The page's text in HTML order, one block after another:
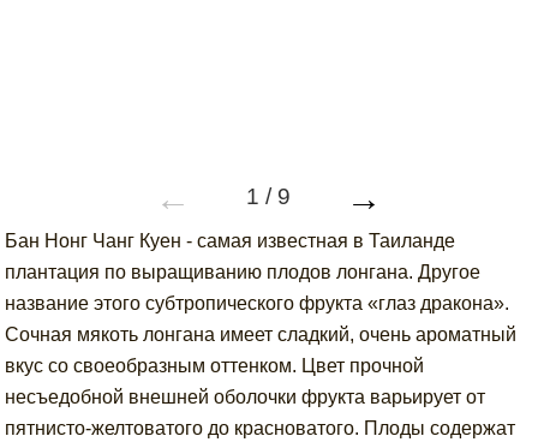
← 1 / 9 →
Бан Нонг Чанг Куен - самая известная в Таиланде
плантация по выращиванию плодов лонгана. Другое
название этого субтропического фрукта «глаз дракона».
Сочная мякоть лонгана имеет сладкий, очень ароматный
вкус со своеобразным оттенком. Цвет прочной
несъедобной внешней оболочки фрукта варьирует от
пятнисто-желтоватого до красноватого. Плоды содержат